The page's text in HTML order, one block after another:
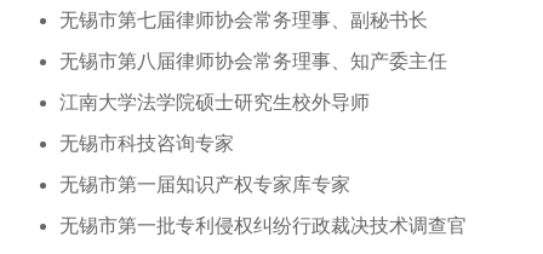
无锡市第七届律师协会常务理事、副秘书长
无锡市第八届律师协会常务理事、知产委主任
江南大学法学院硕士研究生校外导师
无锡市科技咨询专家
无锡市第一届知识产权专家库专家
无锡市第一批专利侵权纠纷行政裁决技术调查官